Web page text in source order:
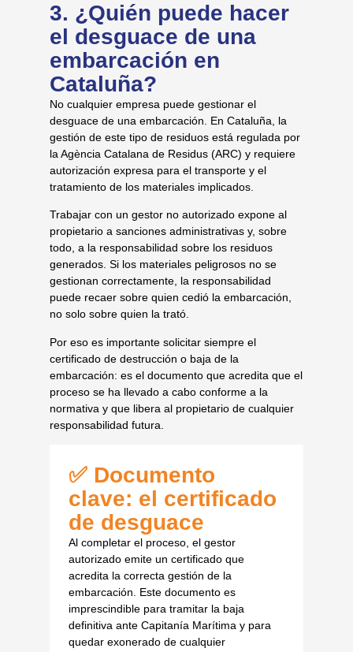
3. ¿Quién puede hacer
el desguace de una
embarcación en
Cataluña?
No cualquier empresa puede gestionar el
desguace de una embarcación. En Cataluña, la
gestión de este tipo de residuos está regulada por
la Agència Catalana de Residus (ARC) y requiere
autorización expresa para el transporte y el
tratamiento de los materiales implicados.
Trabajar con un gestor no autorizado expone al
propietario a sanciones administrativas y, sobre
todo, a la responsabilidad sobre los residuos
generados. Si los materiales peligrosos no se
gestionan correctamente, la responsabilidad
puede recaer sobre quien cedió la embarcación,
no solo sobre quien la trató.
Por eso es importante solicitar siempre el
certificado de destrucción o baja de la
embarcación: es el documento que acredita que el
proceso se ha llevado a cabo conforme a la
normativa y que libera al propietario de cualquier
responsabilidad futura.
✅ Documento
clave: el certificado
de desguace
Al completar el proceso, el gestor
autorizado emite un certificado que
acredita la correcta gestión de la
embarcación. Este documento es
imprescindible para tramitar la baja
definitiva ante Capitanía Marítima y para
quedar exonerado de cualquier